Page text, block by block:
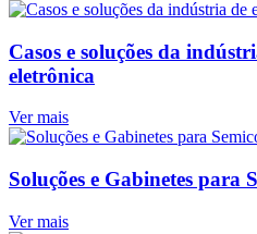
Casos e soluções da
eletrônica
Ver mais
Soluções e Gabinetes para
Ver mais